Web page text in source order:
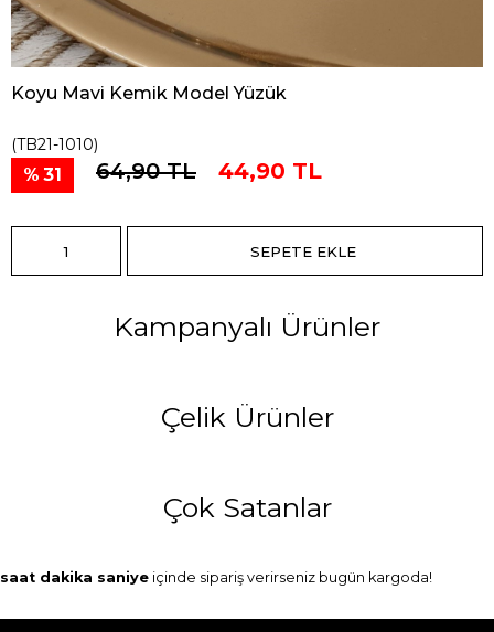
Koyu Mavi Kemik Model Yüzük
(TB21-1010)
31 64,90 TL 44,90 TL
Kampanyalı Ürünler
Çelik Ürünler
Çok Satanlar
saat dakika saniye içinde sipariş verirseniz bugün kargoda!